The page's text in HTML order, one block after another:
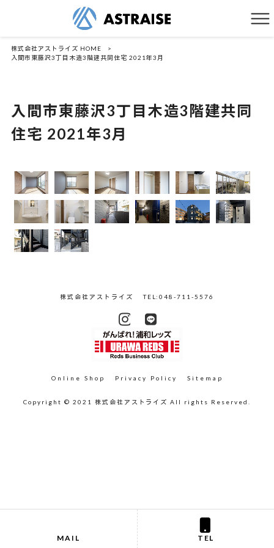
株式会社アストライズ HOME
>
入間市東藤沢3丁目木造3階建共同住宅 2021年3月
入間市東藤沢3丁目木造3階建共同
住宅 2021年3月
株式会社アストライズ TEL:048-711-5576
Online Shop Privacy Policy Sitemap
Copyright © 2021 株式会社アストライズ All rights Reserved.
MAIL TEL